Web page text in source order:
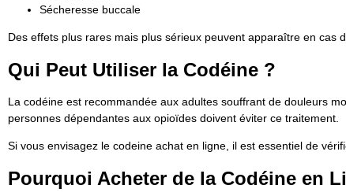
Sécheresse buccale
Des effets plus rares mais plus sérieux peuvent apparaître en cas
Qui Peut Utiliser la Codéine ?
La codéine est recommandée aux adultes souffrant de douleurs
personnes dépendantes aux opioïdes doivent éviter ce traitement.
Si vous envisagez le codeine achat en ligne, il est essentiel de
Pourquoi Acheter de la Codéine en